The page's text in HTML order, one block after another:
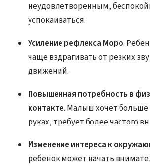
неудовлетворенным,
успокаиваться.
Усиление рефлекса Моро.
чаще вздрагивать от резких
движений.
Повышенная потребность в
контакте. Малыш хочет больше
руках, требует более частого
Изменение интереса к
ребенок может начать